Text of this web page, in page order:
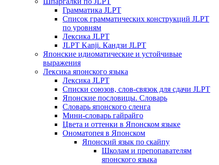
Грамматика JLPT
Список грамматических конструкций JLPT
по уровням
Лексика JLPT
JLPT Kanji. Кандзи JLPT
Японские идиоматические и устойчивые
выражения
Лексика японского языка
Лексика JLPT
Списки союзов, слов-связок для сдачи JLPT
Японские пословицы. Словарь
Словарь японского сленга
Мини-словарь гайрайго
Цвета и оттенки в Японском языке
Ономатопея в Японском
Японский язык по скайпу
Школам и препопавателям
японского языка